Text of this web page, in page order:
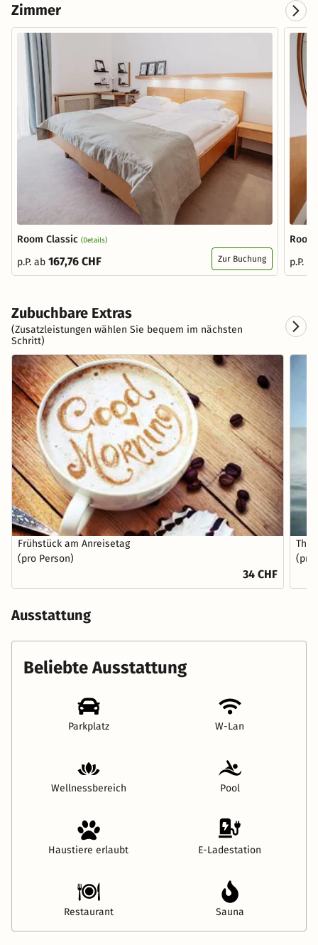
Zimmer
Room Classic (Details)
p.P. ab 167,76 CHF Zur Buchung
p.P.
Zubuchbare Extras
(Zusatzleistungen wählen Sie bequem im nächsten
Schritt)
Frühstück am Anreisetag
(pro Person)
34 CHF
(pro
Ausstattung
Beliebte Ausstattung
Parkplatz W-Lan
Wellnessbereich Pool
Haustiere erlaubt E-Ladestation
Restaurant Sauna